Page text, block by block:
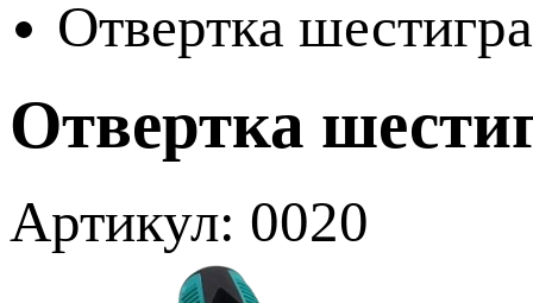
Отвертка
Отвертка
Артикул: 0020